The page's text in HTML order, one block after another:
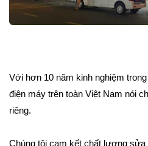
Với hơn 10 năm kinh nghiệm
điện máy trên toàn Việt Nam nói
riêng.
Chúng tôi cam kết chất lượng